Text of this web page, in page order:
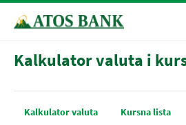
Kalkulator valuta i
Kalkulator valuta Kursna lista